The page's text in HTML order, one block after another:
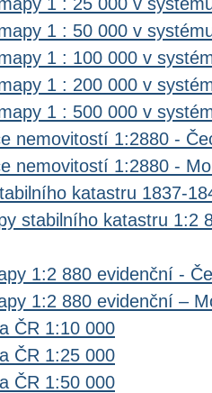
1 : 50 000 v
1 : 100 000 v
1 : 200 000 v
1 : 500 000 v
nemovitostí 1:2880 -
nemovitostí 1:2880 -
katastru 1837-
stabilního katastru 1:2
1:2 880 evidenční -
1:2 880 evidenční –
ČR 1:10 000
ČR 1:25 000
ČR 1:50 000